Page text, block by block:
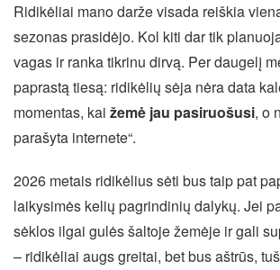
Ridikėliai mano darže visada reiškia
sezonas prasidėjo. Kol kiti dar tik
vagas ir ranka tikrinu dirvą. Per daugelį
paprastą tiesą: ridikėlių sėja nėra data
momentas, kai žemė jau pasiruošusi, o
parašyta internete“.
2026 metais ridikėlius sėti bus taip pat
laikysimės kelių pagrindinių dalykų. Jei
sėklos ilgai gulės šaltoje žemėje ir gali
– ridikėliai augs greitai, bet bus aštrūs,